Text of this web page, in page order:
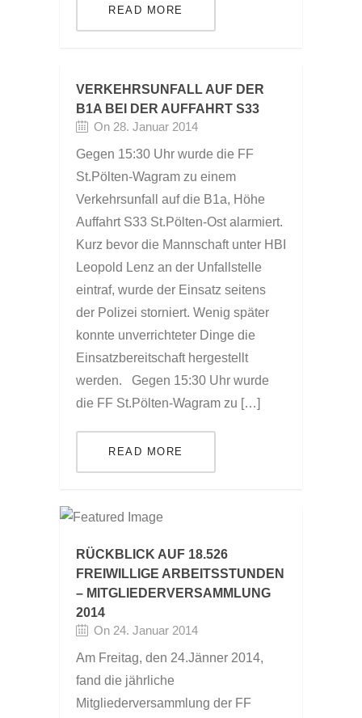
READ MORE
VERKEHRSUNFALL AUF DER
B1A BEI DER AUFFAHRT S33
On 28. Januar 2014
Gegen 15:30 Uhr wurde die FF
St.Pölten-Wagram zu einem
Verkehrsunfall auf die B1a, Höhe
Auffahrt S33 St.Pölten-Ost alarmiert.
Kurz bevor die Mannschaft unter HBI
Leopold Lenz an der Unfallstelle
eintraf, wurde der Einsatz seitens
der Polizei storniert. Wenig später
konnte unverrichteter Dinge die
Einsatzbereitschaft hergestellt
werden. Gegen 15:30 Uhr wurde
die FF St.Pölten-Wagram zu […]
READ MORE
RÜCKBLICK AUF 18.526
FREIWILLIGE ARBEITSSTUNDEN
– MITGLIEDERVERSAMMLUNG
2014
On 24. Januar 2014
Am Freitag, den 24.Jänner 2014,
fand die jährliche
Mitgliederversammlung der FF